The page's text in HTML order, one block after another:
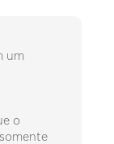
um
o